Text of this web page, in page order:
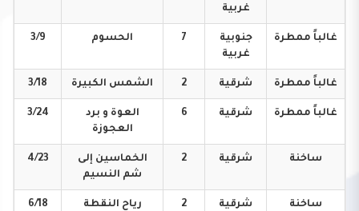
غربية
غالباً ممطرة
جنوبية
غربية
7 الحسوم 3/9
غالباً ممطرة شرقية 2 الشمس الكبيرة 3/18
غالباً ممطرة شرقية 6
العوة و برد
العجوزة
3/24
ساخنة شرقية 2
الخماسين إلى
شم النسيم
4/23
ساخنة شرقية 2 رياح النقطة 6/18